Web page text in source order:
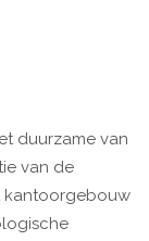
duurzame van
van de
kantoorgebouw